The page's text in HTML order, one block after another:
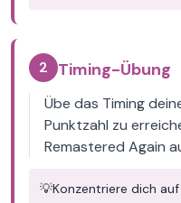
2 Timing-Übung
Übe das Timing
Punktzahl zu
Remastered Again
💡Konzentriere dich